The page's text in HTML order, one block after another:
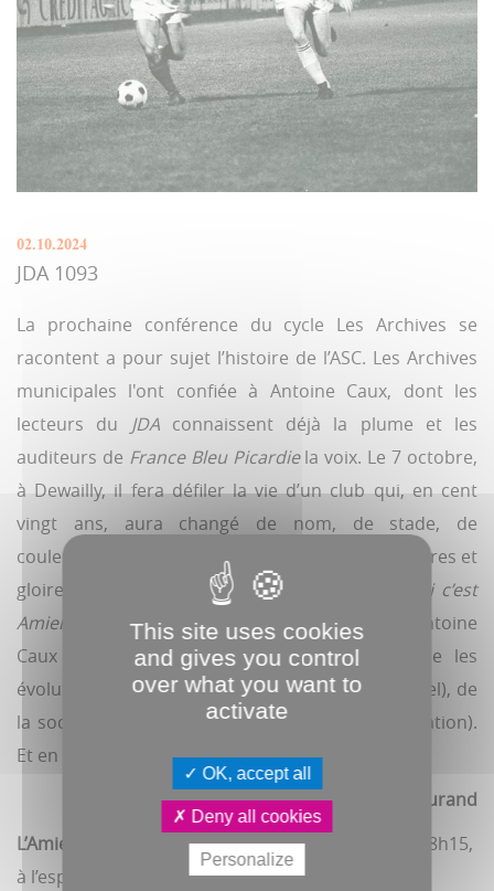
02.10.2024
JDA 1093
La prochaine conférence du cycle Les Archives se
racontent a pour sujet l’histoire de l’ASC. Les Archives
municipales l'ont confiée à Antoine Caux, dont les
lecteurs du JDAconnaissent déjà la plume et les
auditeurs de France Bleu Picardiela voix. Le 7 octobre,
à Dewailly, il fera défiler la vie d’un club qui, en cent
vingt ans, aura changé de nom, de stade, de
couleur, vu passer de grands joueurs, connu galères et
gloire. Déjà auteur d’un podcast sur le sujet
(Ici c’est
Amiens,
disponible sur le site deFrance Bleu),
Antoine
Caux racontera à travers cette longue histoire les
évolutions d’un sport (amateur puis professionnel), de
la société (d’un sport des élites à sa démocratisation).
Et en filigrane, celle d’une ville.
Alexis Durand
L’Amiens SC : 120 ans d’existence,le 7 octobre, à 18h15,
à l’espace Dewailly – Entrée libre
This site uses cookies
and gives you control
over what you want to
activate
OK, accept all
Deny all cookies
Personalize